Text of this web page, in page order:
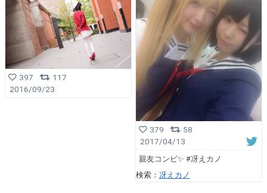
397
117
2016/09/23
379
58
2017/04/13
親友コンビ✨ #冴えカノ
検索： 冴えカノ